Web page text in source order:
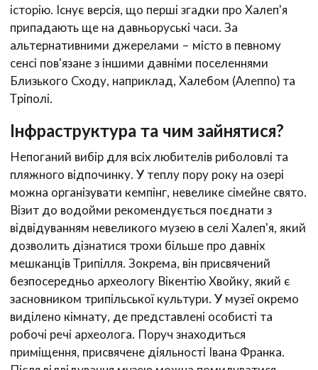
історію. Існує версія, що перші згадки про Халеп'я
припадають ще на давньоруські часи. За
альтернативними джерелами – місто в певному
сенсі пов'язане з іншими давніми поселеннями
Близького Сходу, наприклад, Халебом (Алеппо) та
Тріполі.
Інфраструктура та чим зайнятися?
Непоганий вибір для всіх любителів риболовлі та
пляжного відпочинку. У теплу пору року на озері
можна організувати кемпінг, невелике сімейне свято.
Візит до водойми рекомендується поєднати з
відвідуванням невеликого музею в селі Халеп'я, який
дозволить дізнатися трохи більше про давніх
мешканців Трипілля. Зокрема, він присвячений
безпосередньо археологу Вікентію Хвойку, який є
засновником трипільської культури. У музеї окремо
виділено кімнату, де представлені особисті та
робочі речі археолога. Поруч знаходиться
приміщення, присвячене діяльності Івана Франка.